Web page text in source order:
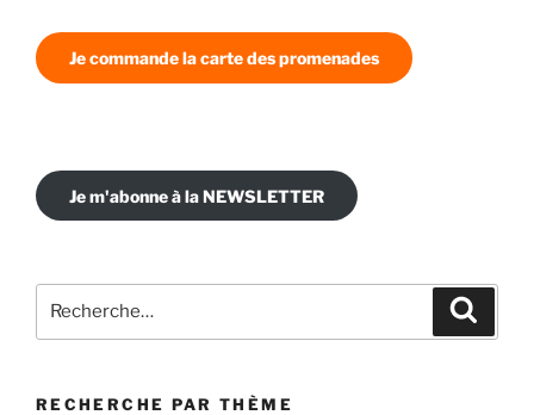
Je commande la carte des promenades
Je m'abonne à la NEWSLETTER
pour
RECHERCHE PAR THÈME